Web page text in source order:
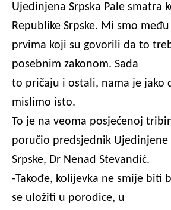
Ujedinjena Srpska Pale smatra
Republike Srpske. Mi smo među
prvima koji su govorili da to
posebnim zakonom. Sada
to pričaju i ostali, nama je jako
mislimo isto.
To je na veoma posjećenoj
poručio predsjednik Ujedinjene
Srpske, Dr Nenad Stevandić.
-Takođe, kolijevka ne smije biti
se uložiti u porodice, u